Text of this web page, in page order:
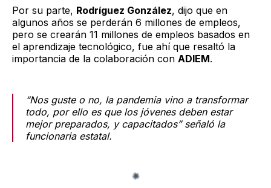
Por su parte, Rodríguez González, dijo que en
algunos años se perderán 6 millones de empleos,
pero se crearán 11 millones de empleos basados en
el aprendizaje tecnológico, fue ahí que resaltó la
importancia de la colaboración con ADIEM.
“Nos guste o no, la pandemia vino a transformar
todo, por ello es que los jóvenes deben estar
mejor preparados, y capacitados” señaló la
funcionaria estatal.